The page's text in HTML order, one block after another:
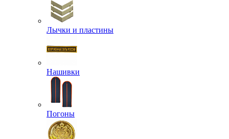
Лычки и пластины
Нашивки
Погоны